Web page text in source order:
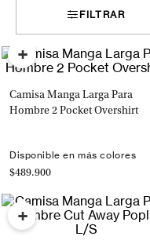
FILTRAR
+
Camisa Manga Larga Para
Hombre 2 Pocket Overshirt
Disponible en más colores
$489.900
+